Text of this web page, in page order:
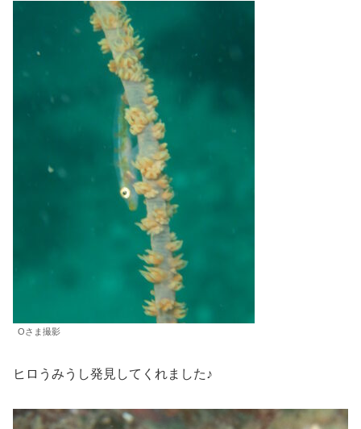
Oさま撮影
ヒロうみうし発見してくれました♪